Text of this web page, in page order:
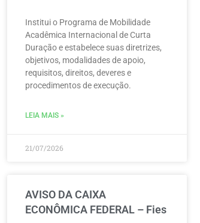
Institui o Programa de Mobilidade
Acadêmica Internacional de Curta
Duração e estabelece suas diretrizes,
objetivos, modalidades de apoio,
requisitos, direitos, deveres e
procedimentos de execução.
LEIA MAIS »
21/07/2026
AVISO DA CAIXA
ECONÔMICA FEDERAL – Fies